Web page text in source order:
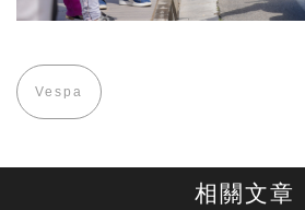
Vespa
相關文章